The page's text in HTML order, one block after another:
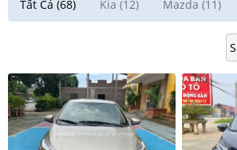
Tất Cả (68) Kia (12) Mazda (11)